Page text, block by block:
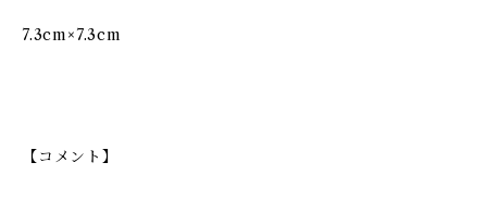
7.3cm×7.3cm
【コメント】